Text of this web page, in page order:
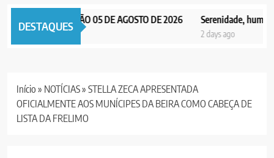
DESTAQUES
NOTICIAS EDIÇÃO 05 DE AGOSTO DE 2026
ago
Serenidade,
2 days ago
Início » NOTÍCIAS» STELLA ZECA APRESENTADA
OFICIALMENTE AOS MUNÍCIPES DA BEIRA COMO CABEÇA DE
LISTA DA FRELIMO